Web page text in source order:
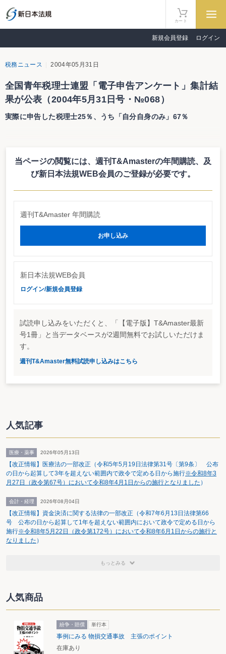
カート
新規会員登録 ログイン
税務ニュース 2004年05月31日
全国青年税理士連盟「電子申告アンケート」集計結
果が公表（2004年5月31日号・№068）
実際に申告した税理士25％、うち「自分自身のみ」67％
名古屋国税局管内で今年2月から全国に先駆けてスタートした「電子申告・
納税システム（e-Tax）」について、全国青年税理士連盟（高谷 真会長）が
名古屋局管内の税理士を対象に実施したアンケート結果を公表した（調査期間
3月16日～31日。有効回答数364人（回答率63％））。今回の集計結果では、
確定申告をした税理士は25％だったことがわかった。
利用したいとした税理士は約半数だった。
なお、ICカードの取得、電子申告開始届出書の提出、実際の申告ともに、
「なぜ…しなかったのか」という問いに対して、「もともとする気がなかっ
た」と答えた回答者は、各67％、45％、44％だった。
同システムに対する改善要望としては、「添付書類別送の不要」を要望する
声が79％と最も多かった。これは、現在のシステムが、申告書などしかインタ
ーネット上で送信できないため、領収書などの添付書類は郵送で送らなければ
ならないことに対する改善要望。
また、「利用時間の拡大」を要望する声が65％と二番目に多い結果となっ
た。確定申告期間中も利用時間が平日午前10時から午後9時までに限られるた
最大限活かしきれていないことが原因と考えられる。三番目に多かったのは、
「現在の電子申告をどのように評価するか」という問いに対して、「不満な
点がある」「実用的でない」と回答した税理士は全体の80％を占め、「おおむ
ね満足している」と回答した税理士は全体の4％しかいなかった。
また、実際に利用した税理士に対する「電子申告により申告が便利になった
か」という問いに対しては、「なった」が4％、「場合による」が31％、「な
らない」が65％だった。このような結果を受けて、全国青年税理士連盟は、同
システムの改善を求める意見書を国税庁などに提出している。
当ページの閲覧には、週刊T&Amasterの年間購読、 及
び新日本法規WEB会員のご登録が必要です。
週刊T&Amaster 年間購読
お申し込み
新日本法規WEB会員
ログイン/新規会員登録
試読申し込みをいただくと、「【電子版】T&Amaster最新
号1冊」と当データベースが2週間無料でお試しいただけま
す。
週刊T&Amaster無料試読申し込みはこちら
人気記事
医療・薬事 2026年05月13日
【改正情報】医療法の一部改正（令和5年5月19日法律第31号〔第9条〕 公布
の日から起算して3年を超えない範囲内で政令で定める日から施行※令和8年3
月27日（政令第67号）において令和8年4月1日からの施行となりました ）
会計・経理 2026年08月04日
【改正情報】資金決済に関する法律の一部改正（令和7年6月13日法律第66
号 公布の日から起算して1年を超えない範囲内において政令で定める日から
施行※令和8年5月22日（政令第172号）において令和8年6月1日からの施行と
なりました ）
もっとみる
人気商品
紛争・賠償 単行本
事例にみる 物損交通事故 主張のポイント
在庫あり